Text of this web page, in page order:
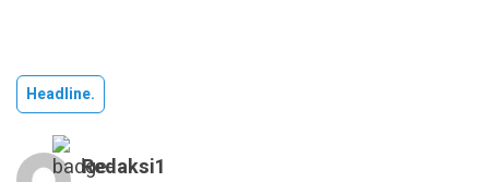
Headline.
Redaksi1